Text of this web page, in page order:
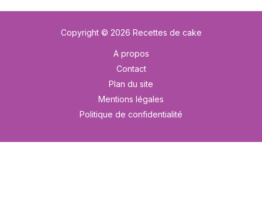
Copyright © 2026 Recettes de cake
A propos
Contact
Plan du site
Mentions légales
Politique de confidentialité